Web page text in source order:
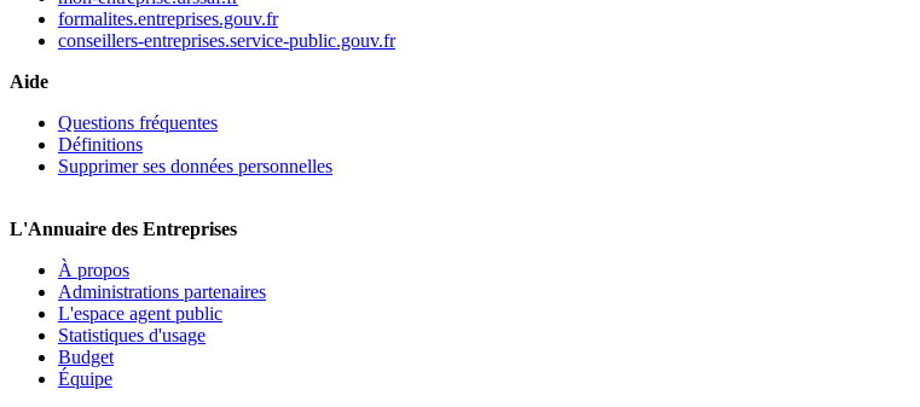
formalites.entreprises.gouv.fr
conseillers-entreprises.service-public.gouv.fr
Aide
Questions fréquentes
Définitions
Supprimer ses données personnelles
L'Annuaire des Entreprises
À propos
Administrations partenaires
L'espace agent public
Statistiques d'usage
Budget
Équipe